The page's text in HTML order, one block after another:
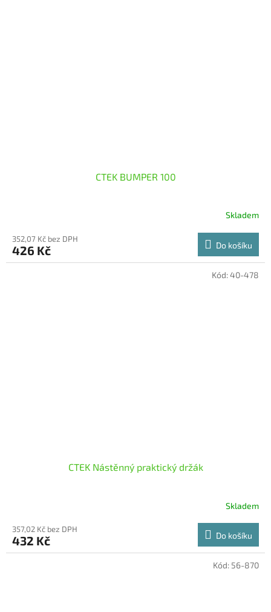
CTEK BUMPER 100
Skladem
352,07 Kč bez DPH
426 Kč Do košíku
CTEK Nástěnný praktický držák
Skladem
357,02 Kč bez DPH
432 Kč Do košíku
Kód:40-478
Kód:56-870